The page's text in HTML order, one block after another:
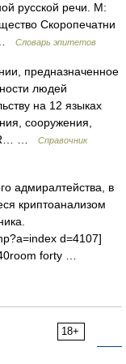
русской речи. М:
Скоропечатни
…
Словарь эпитетов
предназначенное
людей
на 12 языках
сооружения,
…
Справочник
адмиралтейства, в
криптоанализом
d=4107]
forty …
18+